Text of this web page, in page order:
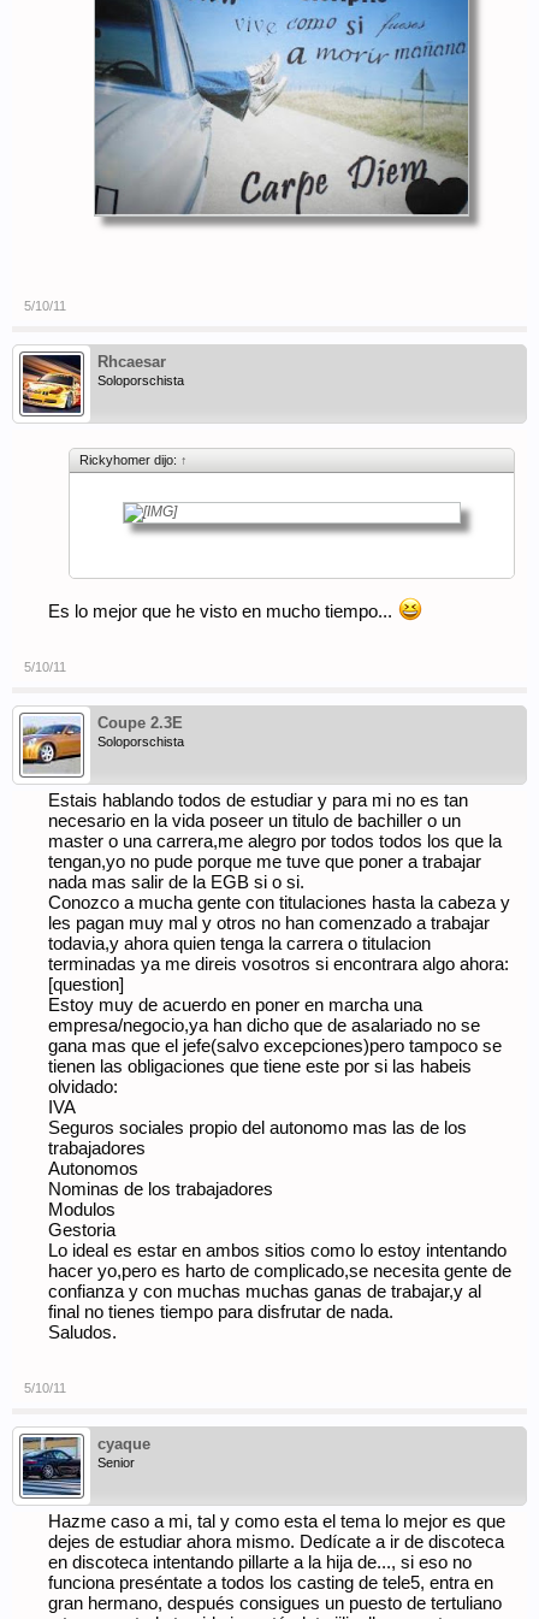
5/10/11
Rhcaesar
Soloporschista
Rickyhomer dijo: ↑
Es lo mejor que he visto en mucho tiempo...
5/10/11
Coupe 2.3E
Soloporschista
Estais hablando todos de estudiar y para mi no es tan
necesario en la vida poseer un titulo de bachiller o un
master o una carrera,me alegro por todos todos los que la
tengan,yo no pude porque me tuve que poner a trabajar
nada mas salir de la EGB si o si.
Conozco a mucha gente con titulaciones hasta la cabeza y
les pagan muy mal y otros no han comenzado a trabajar
todavia,y ahora quien tenga la carrera o titulacion
terminadas ya me direis vosotros si encontrara algo ahora:
[question]
Estoy muy de acuerdo en poner en marcha una
empresa/negocio,ya han dicho que de asalariado no se
gana mas que el jefe(salvo excepciones)pero tampoco se
tienen las obligaciones que tiene este por si las habeis
olvidado:
IVA
Seguros sociales propio del autonomo mas las de los
trabajadores
Autonomos
Nominas de los trabajadores
Modulos
Gestoria
Lo ideal es estar en ambos sitios como lo estoy intentando
hacer yo,pero es harto de complicado,se necesita gente de
confianza y con muchas muchas ganas de trabajar,y al
final no tienes tiempo para disfrutar de nada.
Saludos.
5/10/11
cyaque
Senior
Hazme caso a mi, tal y como esta el tema lo mejor es que
dejes de estudiar ahora mismo. Dedícate a ir de discoteca
en discoteca intentando pillarte a la hija de..., si eso no
funciona preséntate a todos los casting de tele5, entra en
gran hermano, después consigues un puesto de tertuliano